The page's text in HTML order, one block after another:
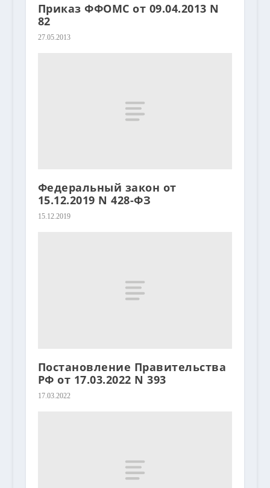
Приказ ФФОМС от 09.04.2013 N
82
27.05.2013
Федеральный закон от
15.12.2019 N 428-ФЗ
15.12.2019
Постановление Правительства
РФ от 17.03.2022 N 393
17.03.2022